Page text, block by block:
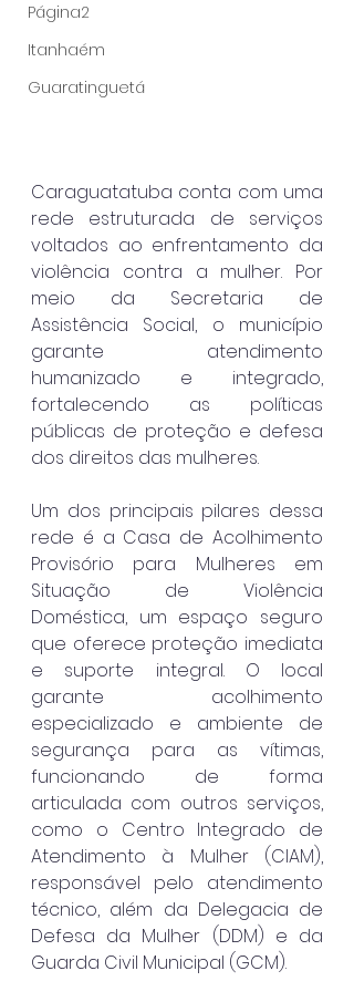
Página2
Itanhaém
Guaratinguetá
Caraguatatuba conta com uma
rede estruturada de serviços
voltados ao enfrentamento da
violência contra a mulher. Por
meio da Secretaria de
Assistência Social, o município
garante atendimento
humanizado e integrado,
fortalecendo as políticas
públicas de proteção e defesa
dos direitos das mulheres.
Um dos principais pilares dessa
rede é a Casa de Acolhimento
Provisório para Mulheres em
Situação de Violência
Doméstica, um espaço seguro
que oferece proteção imediata
e suporte integral. O local
garante acolhimento
especializado e ambiente de
segurança para as vítimas,
funcionando de forma
articulada com outros serviços,
como o Centro Integrado de
Atendimento à Mulher (CIAM),
responsável pelo atendimento
técnico, além da Delegacia de
Defesa da Mulher (DDM) e da
Guarda Civil Municipal (GCM).